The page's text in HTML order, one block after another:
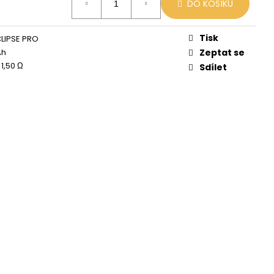
DO KOŠÍKU
PRO
Ω
Tisk
Zeptat se
Sdílet